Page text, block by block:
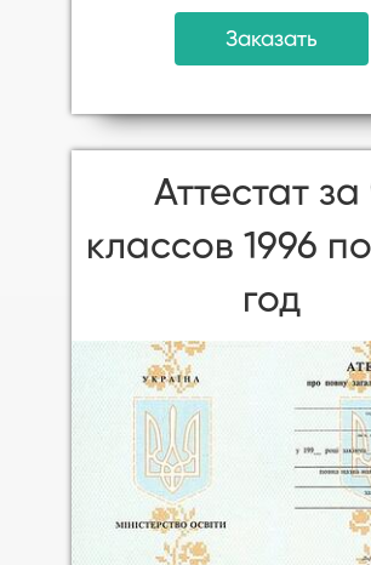
Заказать
Аттестат за
классов 1996
год